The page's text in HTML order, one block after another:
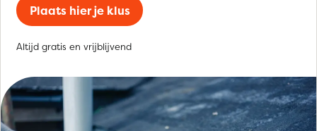
Plaats hier je klus
Altijd gratis en vrijblijvend